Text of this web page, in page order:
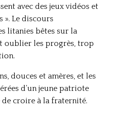
avec des jeux vidéos et
». Le discours
litanies bêtes sur la
oublier les progrès, trop
douces et amères, et les
d’un jeune patriote
croire à la fraternité.